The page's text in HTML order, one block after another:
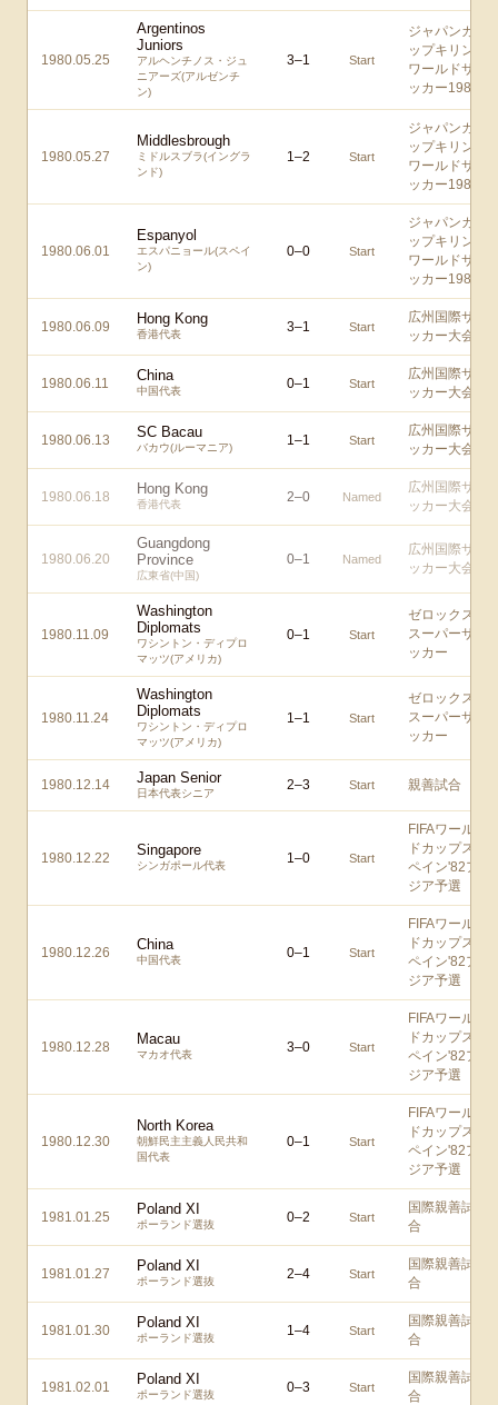
1980.05.25
Argentinos
Juniors
アルヘンチノス・ジュ
ニアーズ(アルゼンチ
ン)
3–1 Start
ジャパンカ
ップキリン
ワールドサ
ッカー1980
1980.05.27
Middlesbrough
ミドルスブラ(イングラ
ンド)
1–2 Start
ジャパンカ
ップキリン
ワールドサ
ッカー1980
1980.06.01
Espanyol
エスパニョール(スペイ
ン)
0–0 Start
ジャパンカ
ップキリン
ワールドサ
ッカー1980
1980.06.09 Hong Kong
香港代表 3–1 Start
広州国際サ
ッカー大会
1980.06.11 China
中国代表 0–1 Start
広州国際サ
ッカー大会
1980.06.13 SC Bacau
バカウ(ルーマニア) 1–1 Start
広州国際サ
ッカー大会
1980.06.18 Hong Kong
香港代表 2–0 Named
広州国際サ
ッカー大会
1980.06.20
Guangdong
Province
広東省(中国)
0–1 Named
広州国際サ
ッカー大会
1980.11.09
Washington
Diplomats
ワシントン・ディプロ
マッツ(アメリカ)
0–1 Start
ゼロックス
スーパーサ
ッカー
1980.11.24
Washington
Diplomats
ワシントン・ディプロ
マッツ(アメリカ)
1–1 Start
ゼロックス
スーパーサ
ッカー
1980.12.14 Japan Senior
日本代表シニア
2–3 Start 親善試合
1980.12.22 Singapore
シンガポール代表 1–0 Start
FIFAワール
ドカップス
ペイン'82ア
ジア予選
1980.12.26 China
中国代表 0–1 Start
FIFAワール
ドカップス
ペイン'82ア
ジア予選
1980.12.28 Macau
マカオ代表 3–0 Start
FIFAワール
ドカップス
ペイン'82ア
ジア予選
1980.12.30
North Korea
朝鮮民主主義人民共和
国代表
0–1 Start
FIFAワール
ドカップス
ペイン'82ア
ジア予選
1981.01.25 Poland XI
ポーランド選抜 0–2 Start
国際親善試
合
1981.01.27 Poland XI
ポーランド選抜 2–4 Start
国際親善試
合
1981.01.30 Poland XI
ポーランド選抜 1–4 Start
国際親善試
合
1981.02.01 Poland XI
ポーランド選抜 0–3 Start
国際親善試
合